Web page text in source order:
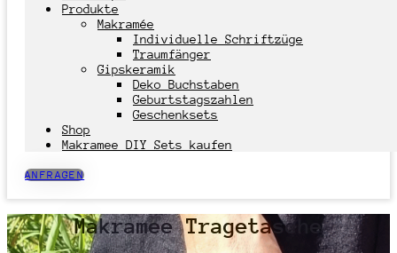
Produkte
Makramée
Individuelle Schriftzüge
Traumfänger
Gipskeramik
Deko Buchstaben
Geburtstagszahlen
Geschenksets
Shop
Makramee DIY Sets kaufen
ANFRAGEN
Makramee Tragetasche